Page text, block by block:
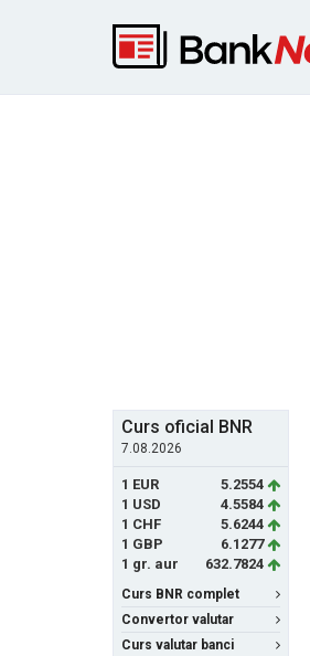
Curs oficial BNR
7.08.2026
1 EUR
5.2554
1 USD
4.5584
1 CHF
5.6244
1 GBP
6.1277
1 gr. aur
632.7824
Curs BNR complet
Convertor valutar
Curs valutar banci